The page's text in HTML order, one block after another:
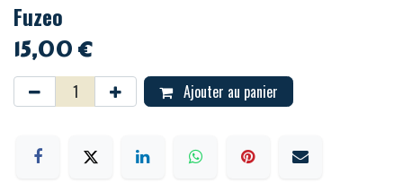
Fuzeo
15,00€
Ajouter au panier